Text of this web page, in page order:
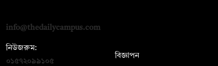
info@thedailycampus.com
নিউজরুম:
০১৫৭২০৯৯১০৫
বিজ্ঞাপন